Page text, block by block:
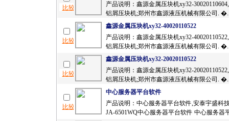
产品说明：鑫源金属压块机xy32-
铝屑压块机;郑州市鑫源液压机械有限公司.
鑫源金属压块机xy32-40020110522
产品说明：鑫源金属压块机xy32-
铝屑压块机;郑州市鑫源液压机械有限公司.
鑫源金属压块机xy32-20020110522
产品说明：鑫源金属压块机xy32-
铝屑压块机;郑州市鑫源液压机械有限公司.
中心服务器平台软件
产品说明：中心服务器平台软件,安泰宇盛科
JA-6501WQ中心服务器平台软件 中心服务器